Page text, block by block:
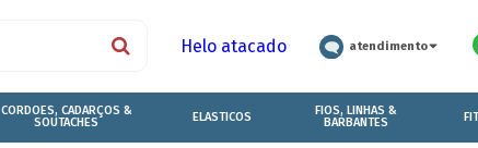
Helo atacado atendimento
CORDOES, CADARÇOS &
SOUTACHES
ELASTICOS
FIOS, LINHAS &
BARBANTES